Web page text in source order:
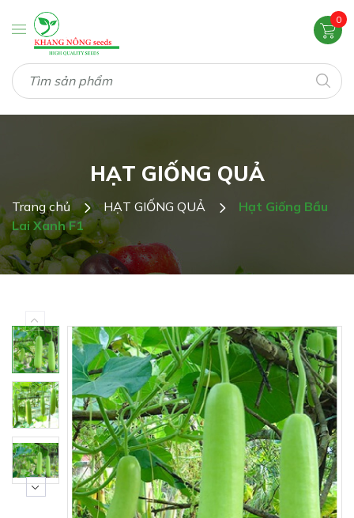
0
HẠT GIỐNG QUẢ
Trang chủ HẠT GIỐNG QUẢ
Hạt Giống Bầu
Lai Xanh F1